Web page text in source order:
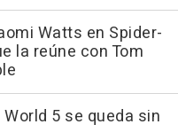
Watts en Spider-
la reúne con Tom
5 se queda sin